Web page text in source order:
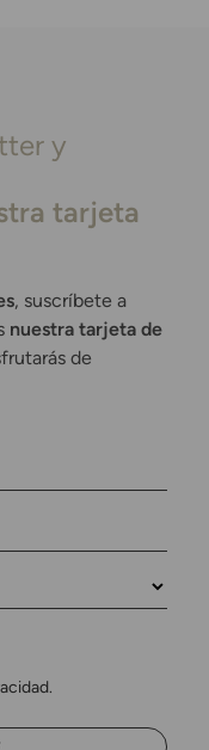
y
tarjeta
, suscríbete a
nuestra tarjeta de
de